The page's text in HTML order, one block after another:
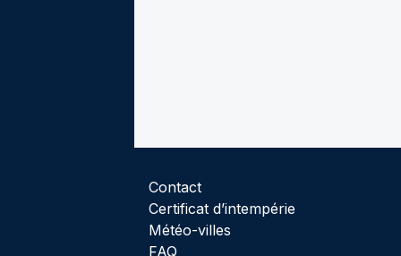
Contact
Certificat d’intempérie
Météo-villes
FAQ